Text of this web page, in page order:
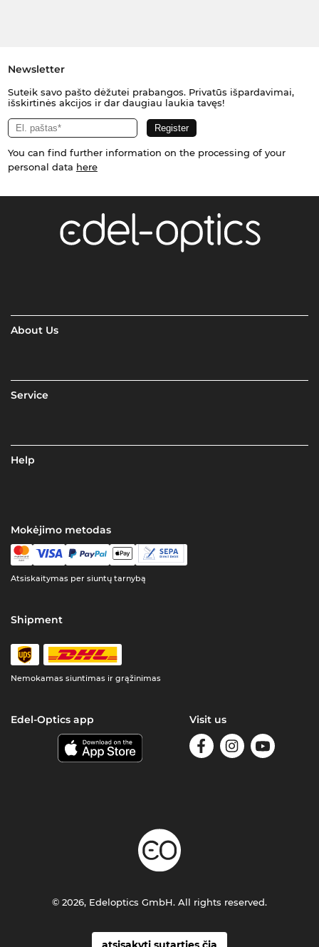
Newsletter
Suteik savo pašto dėžutei prabangos. Privatūs išpardavimai,
išskirtinės akcijos ir dar daugiau laukia tavęs!
You can find further information on the processing of your
personal data here
About Us
Service
Help
Mokėjimo metodas
Atsiskaitymas per siuntų tarnybą
Shipment
Nemokamas siuntimas ir grąžinimas
Edel-Optics app Visit us
© 2026, Edeloptics GmbH. All rights reserved.